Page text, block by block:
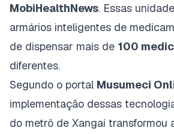
MobiHealthNews. Essas
armários inteligentes de
de dispensar mais de 100
diferentes.
Segundo o portal Musumeci
implementação dessas
do metrô de Xangai transformou